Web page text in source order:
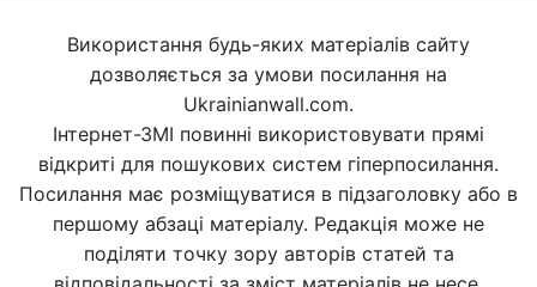
Використання будь-яких матеріалів сайту
дозволяється за умови посилання на
Ukrainianwall.com.
Інтернет-ЗМІ повинні використовувати прямі
відкриті для пошукових систем гіперпосилання.
Посилання має розміщуватися в підзаголовку або в
першому абзаці матеріалу. Редакція може не
поділяти точку зору авторів статей та